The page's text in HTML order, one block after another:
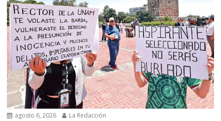
agosto 6, 2026 La Redacción